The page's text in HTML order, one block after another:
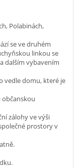
Polabinách,
se ve druhém
linkou se
dalším vybavením
vedle domu, které je
občanskou
zálohy ve výši
prostory v